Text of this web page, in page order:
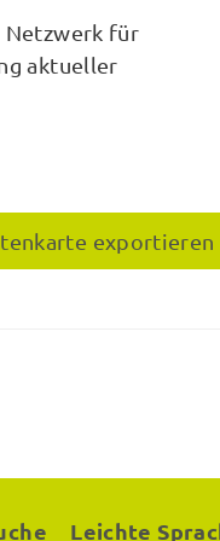
Netzwerk für
aktueller
exportieren
Leichte